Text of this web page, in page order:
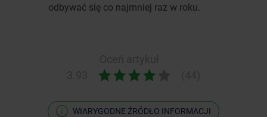
odbywać się co najmniej raz w roku.
WIARYGODNE ŹRÓDŁO INFORMACJI